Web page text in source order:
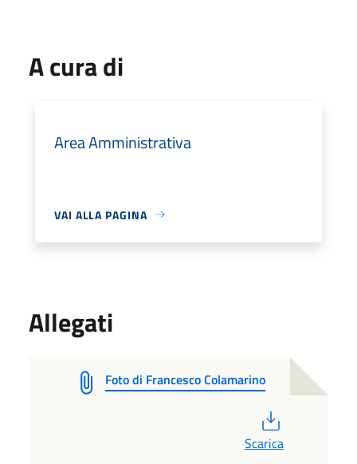
A cura di
Area Amministrativa
VAI ALLA PAGINA
Allegati
Foto di Francesco Colamarino
Scarica